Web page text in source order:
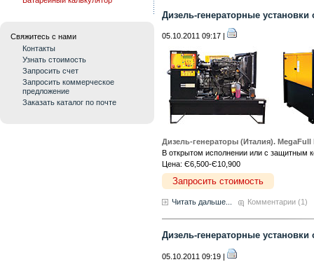
Свяжитесь с нами
Контакты
Узнать стоимость
Запросить счет
Запросить коммерческое
предложение
Заказать каталог по почте
Дизель-генераторные установки
05.10.2011 09:17 |
Дизель-генераторы (Италия). MegaFull
В открытом исполнении или с защитным
Цена: Є6,500-Є10,900
Запросить стоимость
Читать дальше... Комментарии (1)
Дизель-генераторные
05.10.2011 09:19 |